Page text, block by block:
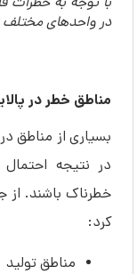
در واحدهای مختلف
مناطق خطر در
بسیاری از مناطق
در نتیجه
خطرناک باشند. از
کرد:
مناطق تولید